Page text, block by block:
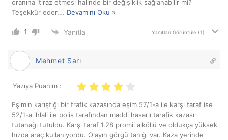
oranına itiraz etmesi halinde bir değişiklik sağlanabilir mi?
Teşekkür eder,… Devamını Oku »
1 Yanıtla Yanıtları Görüntüle (1)
Mehmet Sarı
Yazıya Puanım :
Eşimin karıştığı bir trafik kazasında eşim 57/1-a ile karşı taraf ise
52/1-a ihlali ile polis tarafından maddi hasarlı tarafik kazası
tutanağı tutuldu. Karşı taraf 1.28 promil alköllü ve oldukça yüksek
hızda araç kullanıyordu. Olayın görgü tanığı var. Kaza yerinde